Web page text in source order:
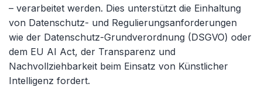
– verarbeitet werden. Dies unterstützt die Einhaltung
von Datenschutz- und Regulierungsanforderungen
wie der Datenschutz-Grundverordnung (DSGVO) oder
dem EU AI Act, der Transparenz und
Nachvollziehbarkeit beim Einsatz von Künstlicher
Intelligenz fordert.